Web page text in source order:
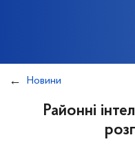
Новини
Районні